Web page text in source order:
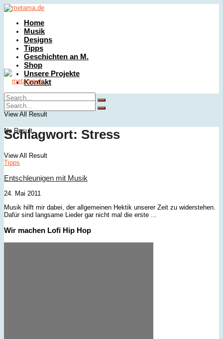
Home
Musik
Designs
Tipps
Geschichten an M.
Shop
Unsere Projekte
Kontakt
No Result
View All Result
No Result
View All Result
Schlagwort: Stress
Tipps
Entschleunigen mit Musik
24. Mai 2011
Musik hilft mir dabei, der allgemeinen Hektik unserer Zeit zu widerstehen.
Dafür sind langsame Lieder gar nicht mal die erste ...
Wir machen Lofi Hip Hop